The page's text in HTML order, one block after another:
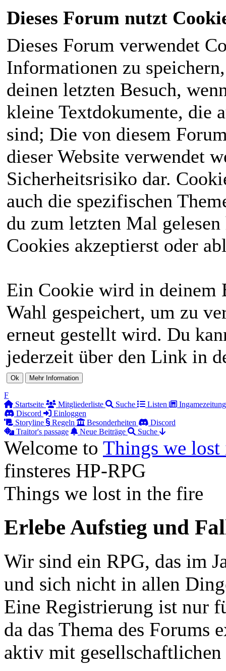
Dieses Forum nutzt
Dieses Forum verwendet
Informationen zu
deinen letzten Besuch,
kleine Textdokumente, die
sind; Die von diesem
dieser Website verwendet
Sicherheitsrisiko dar.
auch die spezifischen
du zum letzten Mal
Cookies akzeptierst oder
Ein Cookie wird in deinem
Wahl gespeichert, um zu
erneut gestellt wird. Du
jederzeit über den Link in
F
Startseite
Mitgliederliste Suche Listen
Ingamezeitung
Discord
Einloggen
Storyline
Regeln Besonderheiten
Discord
Traitor's passage
Neue Beiträge Suche
Welcome to Things we
finsteres HP-RPG
Things we lost in the fire
Erlebe Aufstieg und
Wir sind ein RPG, das im
und sich nicht in allen
Eine Registrierung ist nur
da das Thema des Forums
aktiv mit